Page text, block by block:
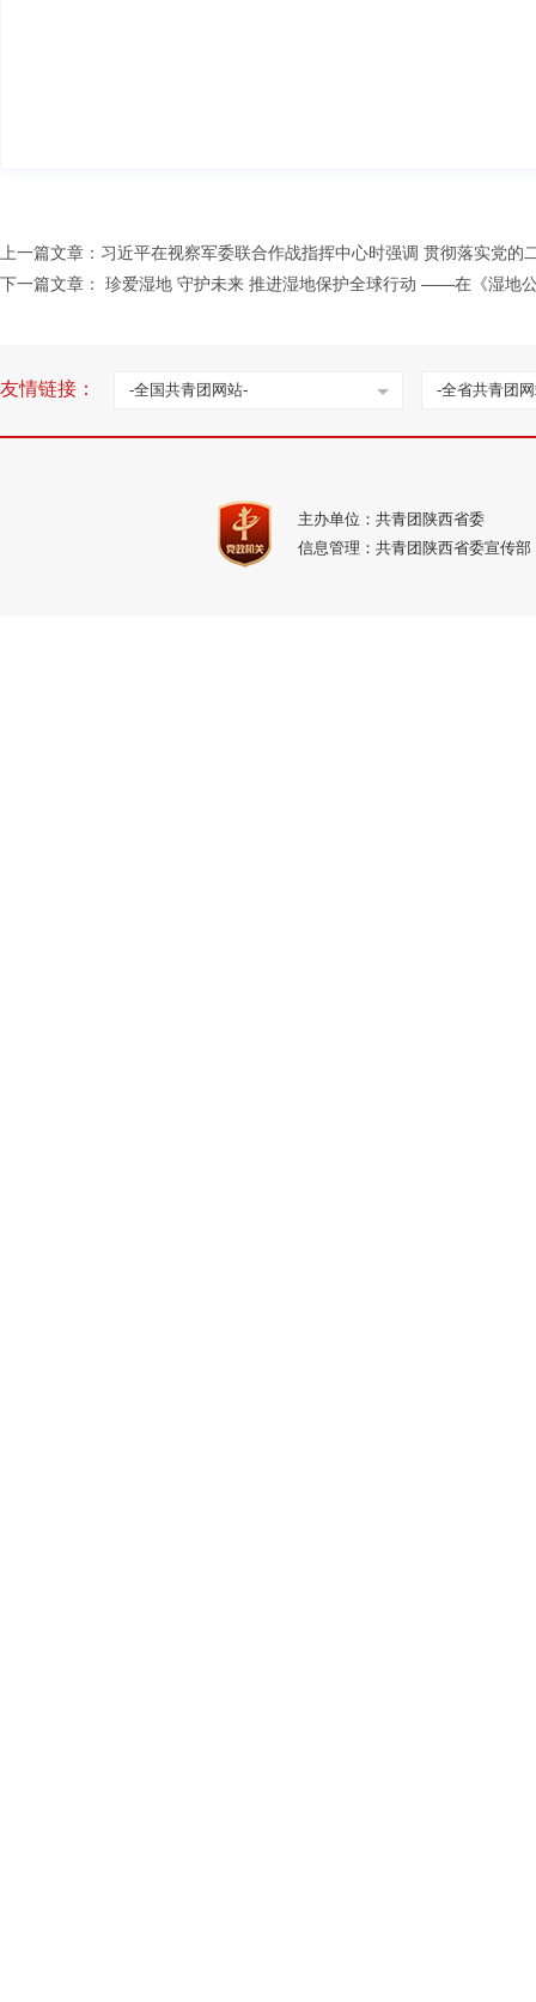
上一篇文章： 习近平在视察军委联合作战指挥中心时强调 贯彻落实党的
下一篇文章：
珍爱湿地 守护未来 推进湿地保护全球行动 ——在《湿地
友情链接： -全国共青团网站- -全省共青团
主办单位：共青团陕西省委
信息管理：共青团陕西省委宣传部